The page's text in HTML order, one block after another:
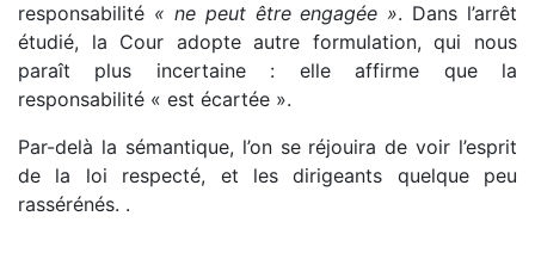
responsabilité « ne peut être engagée ». Dans l’arrêt
étudié, la Cour adopte autre formulation, qui nous
paraît plus incertaine : elle affirme que la
responsabilité « est écartée ».
Par-delà la sémantique, l’on se réjouira de voir l’esprit
de la loi respecté, et les dirigeants quelque peu
rassérénés. .